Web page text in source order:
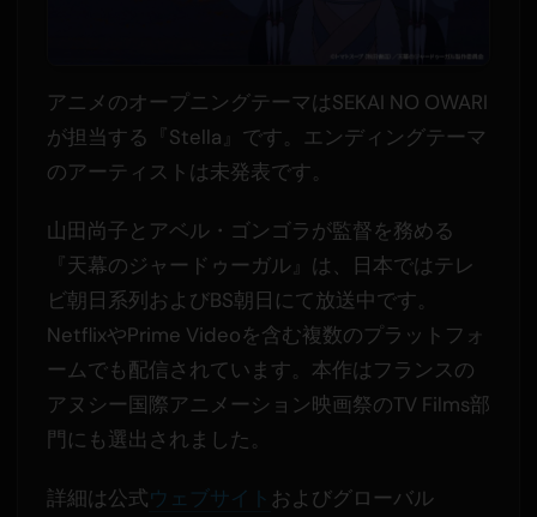
アニメのオープニングテーマはSEKAI NO OWARI
が担当する『Stella』です。エンディングテーマ
のアーティストは未発表です。
山田尚子とアベル・ゴンゴラが監督を務める
『天幕のジャードゥーガル』は、日本ではテレ
ビ朝日系列およびBS朝日にて放送中です。
NetflixやPrime Videoを含む複数のプラットフォ
ームでも配信されています。本作はフランスの
アヌシー国際アニメーション映画祭のTV Films部
門にも選出されました。
詳細は公式ウェブサイト およびグローバル